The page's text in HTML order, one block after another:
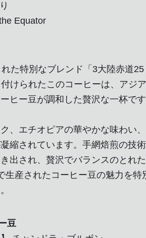
Equator
た特別なブレンド「3大陸赤道
けられたこのコーヒーは、アジ
ヒー豆が調和した贅沢な一杯です
、エチオピアの華やかな味わい
縮されています。手網焙煎の技
出され、贅沢でバランスのとれ
生産されたコーヒー豆の魅力を特
豆